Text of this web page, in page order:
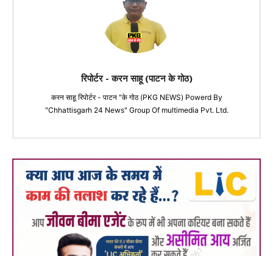
रिपोर्टर - करन साहू (पाटन के गोठ)
करन साहू रिपोर्टर - पाटन "के गोठ (PKG NEWS) Powerd By
"Chhattisgarh 24 News" Group Of multimedia Pvt. Ltd.